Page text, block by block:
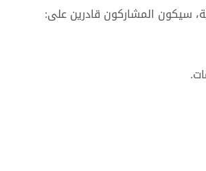
سيكون المشاركون قادرين على: